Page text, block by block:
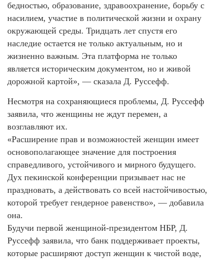
бедностью, образование, здравоохранение, борьбу с
насилием, участие в политической жизни и охрану
окружающей среды. Тридцать лет спустя его
наследие остается не только актуальным, но и
жизненно важным. Эта платформа не только
является историческим документом, но и живой
дорожной картой», — сказала Д. Руссефф.
Несмотря на сохраняющиеся проблемы, Д. Руссефф
заявила, что женщины не ждут перемен, а
возглавляют их.
«Расширение прав и возможностей женщин имеет
основополагающее значение для построения
справедливого, устойчивого и мирного будущего.
Дух пекинской конференции призывает нас не
праздновать, а действовать со всей настойчивостью,
которой требует гендерное равенство», — добавила
она.
Будучи первой женщиной-президентом НБР, Д.
Руссефф заявила, что банк поддерживает проекты,
которые расширяют доступ женщин к чистой воде,